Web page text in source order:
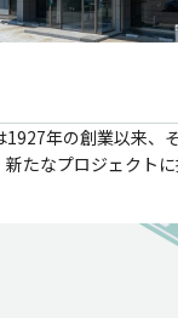
年の創業以来、
たなプロジェクトに